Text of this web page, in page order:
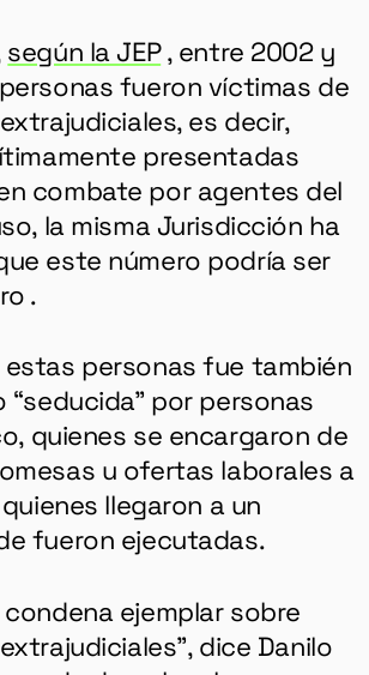
según la JEP, entre 2002 y
fueron víctimas de
es decir,
presentadas
combate por agentes del
la misma Jurisdicción ha
este número podría ser
.
estas personas fue también
“seducida” por personas
quienes se encargaron de
u ofertas laborales a
llegaron a un
fueron ejecutadas.
condena ejemplar sobre
dice Danilo